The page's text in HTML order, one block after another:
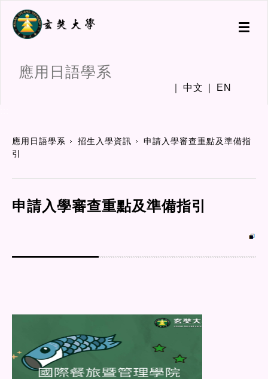
Toggle
應用日語學系
中文 EN
應用日語學系 招生入學資訊
申請入學審查重點及準備指
引
申請入學審查重點及準備指引